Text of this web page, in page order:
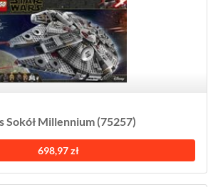
Sokół Millennium (75257)
698,97 zł